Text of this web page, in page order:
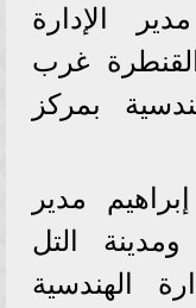
الإدارة
غرب
بمركز
مدير
ومدينة التل
الهندسية